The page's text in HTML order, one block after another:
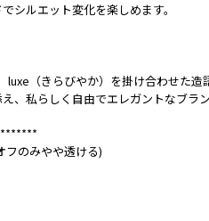
シルエット変化を楽しめます。
luxe（きらびやか）を掛け合わせた造
、私らしく自由でエレガントなブラン
フのみやや透ける)